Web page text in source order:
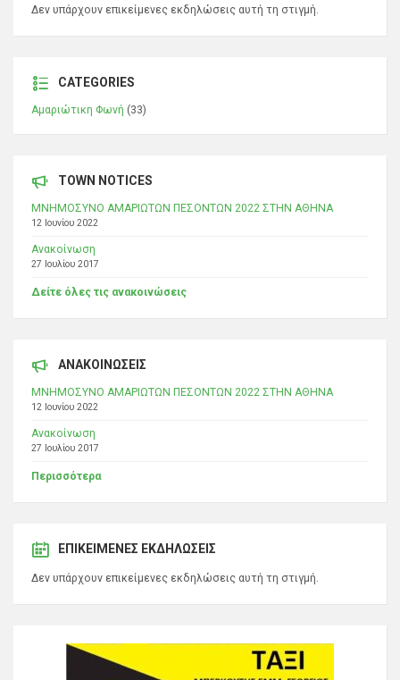
Δεν υπάρχουν επικείμενες εκδηλώσεις αυτή τη στιγμή.
CATEGORIES
Αμαριώτικη Φωνή (33)
TOWN NOTICES
ΜΝΗΜΟΣΥΝΟ ΑΜΑΡΙΩΤΩΝ ΠΕΣΟΝΤΩΝ 2022 ΣΤΗΝ ΑΘΗΝΑ
12 Ιουνίου 2022
Ανακοίνωση
27 Ιουλίου 2017
Δείτε όλες τις ανακοινώσεις
ΑΝΑΚΟΙΝΩΣΕΙΣ
ΜΝΗΜΟΣΥΝΟ ΑΜΑΡΙΩΤΩΝ ΠΕΣΟΝΤΩΝ 2022 ΣΤΗΝ ΑΘΗΝΑ
12 Ιουνίου 2022
Ανακοίνωση
27 Ιουλίου 2017
Περισσότερα
ΕΠΙΚΕΊΜΕΝΕΣ ΕΚΔΗΛΏΣΕΙΣ
Δεν υπάρχουν επικείμενες εκδηλώσεις αυτή τη στιγμή.